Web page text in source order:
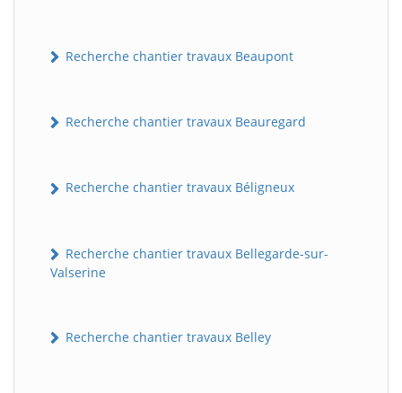
Recherche chantier travaux Beaupont
Recherche chantier travaux Beauregard
Recherche chantier travaux Béligneux
Recherche chantier travaux Bellegarde-sur-
Valserine
Recherche chantier travaux Belley